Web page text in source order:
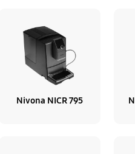
Nivona NICR 795